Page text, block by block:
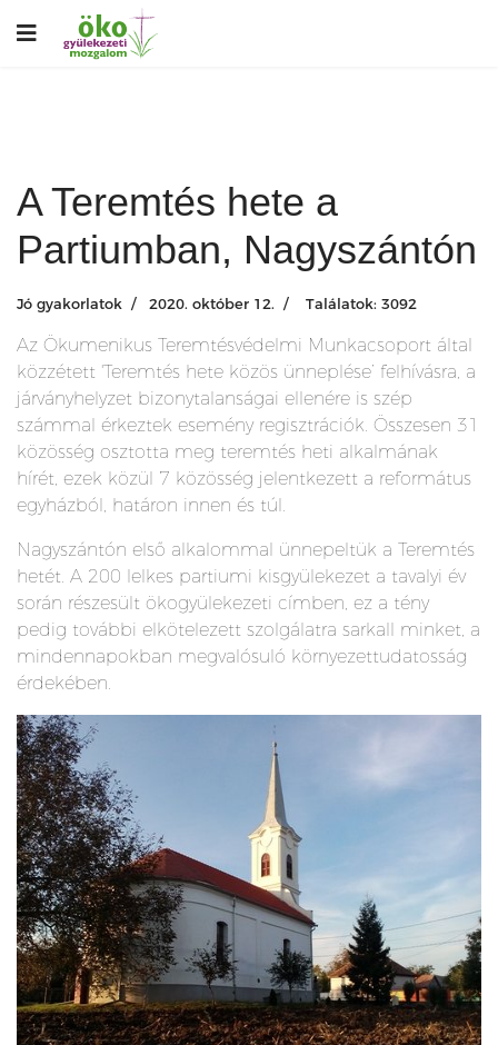
A Teremtés hete a
Partiumban, Nagyszántón
Jó gyakorlatok 2020. október 12. Találatok: 3092
Az Ökumenikus Teremtésvédelmi Munkacsoport által
közzétett 'Teremtés hete közös ünneplése’ felhívásra, a
járványhelyzet bizonytalanságai ellenére is szép
számmal érkeztek esemény regisztrációk. Összesen 31
közösség osztotta meg teremtés heti alkalmának
hírét, ezek közül 7 közösség jelentkezett a református
egyházból, határon innen és túl.
Nagyszántón első alkalommal ünnepeltük a Teremtés
hetét. A 200 lelkes partiumi kisgyülekezet a tavalyi év
során részesült ökogyülekezeti címben, ez a tény
pedig további elkötelezett szolgálatra sarkall minket, a
mindennapokban megvalósuló környezettudatosság
érdekében.